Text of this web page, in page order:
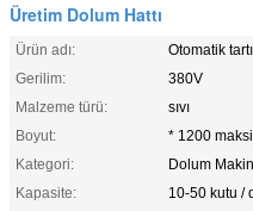
Üretim Dolum Hattı
Ürün adı:
Otomatik
Gerilim:
380V
Malzeme türü:
sıvı
Boyut:
* 1200
Kategori:
Dolum
Kapasite:
10-50 kutu /